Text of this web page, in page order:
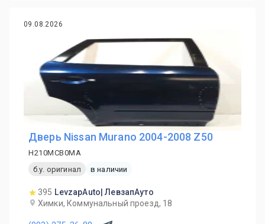
09.08.2026
Дверь Nissan Murano 2004-2008 Z50
H210MCB0MA
б.у. оригинал
в наличии
395 LevzapAuto| ЛевзапАуто
Химки, Коммунальный проезд, 18